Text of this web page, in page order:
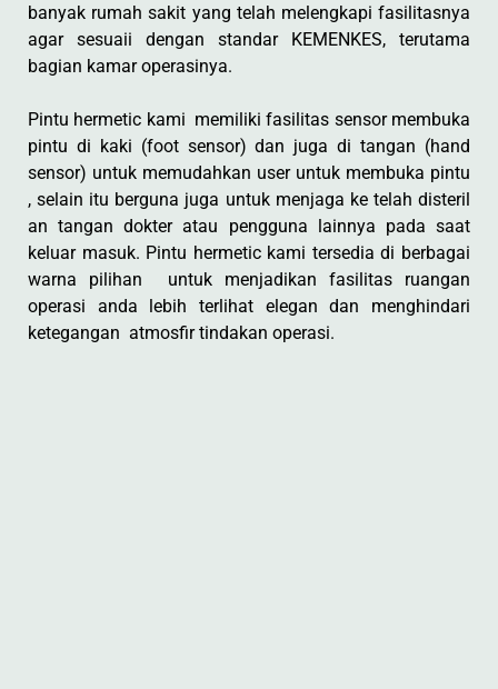
banyak rumah sakit yang telah melengkapi fasilitasnya
agar sesuaii dengan standar KEMENKES, terutama
bagian kamar operasinya.
Pintu hermetic kami memiliki fasilitas sensor membuka
pintu di kaki (foot sensor) dan juga di tangan (hand
sensor) untuk memudahkan user untuk membuka pintu
, selain itu berguna juga untuk menjaga ke telah disteril
an tangan dokter atau pengguna lainnya pada saat
keluar masuk. Pintu hermetic kami tersedia di berbagai
warna pilihan untuk menjadikan fasilitas ruangan
operasi anda lebih terlihat elegan dan menghindari
ketegangan atmosfir tindakan operasi.